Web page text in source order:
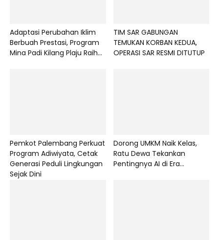
Adaptasi Perubahan Iklim
Berbuah Prestasi, Program
Mina Padi Kilang Plaju Raih...
TIM SAR GABUNGAN
TEMUKAN KORBAN KEDUA,
OPERASI SAR RESMI DITUTUP
Pemkot Palembang Perkuat
Program Adiwiyata, Cetak
Generasi Peduli Lingkungan
Sejak Dini
Dorong UMKM Naik Kelas,
Ratu Dewa Tekankan
Pentingnya AI di Era...